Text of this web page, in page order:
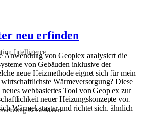
Intelligence
& Geodaten
neu erfinden
Anwendung von Geoplex analysiert die
von Gebäuden inklusive der
neue Heizmethode eignet sich für mein
Wärmeversorgung? Diese
webbasiertes Tool von Geoplex zur
neuer Heizungskonzepte von
Wärmekataster und richtet sich, ähnlich